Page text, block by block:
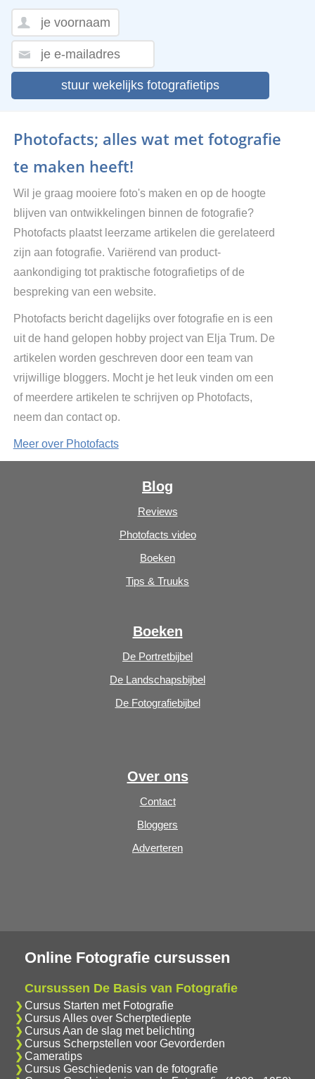
stuur wekelijks fotografietips
Photofacts; alles wat met fotografie
te maken heeft!
Wil je graag mooiere foto's maken en op de hoogte
blijven van ontwikkelingen binnen de fotografie?
Photofacts plaatst leerzame artikelen die gerelateerd
zijn aan fotografie. Variërend van product-
aankondiging tot praktische fotografietips of de
bespreking van een website.
Photofacts bericht dagelijks over fotografie en is een
uit de hand gelopen hobby project van Elja Trum. De
artikelen worden geschreven door een team van
vrijwillige bloggers. Mocht je het leuk vinden om een
of meerdere artikelen te schrijven op Photofacts,
neem dan contact op.
Meer over Photofacts
Blog
Reviews
Photofacts video
Boeken
Tips & Truuks
Boeken
De Portretbijbel
De Landschapsbijbel
De Fotografiebijbel
Over ons
Contact
Bloggers
Adverteren
Online Fotografie cursussen
Cursussen De Basis van Fotografie
Cursus Starten met Fotografie
Cursus Alles over Scherptediepte
Cursus Aan de slag met belichting
Cursus Scherpstellen voor Gevorderden
Cameratips
Cursus Geschiedenis van de fotografie